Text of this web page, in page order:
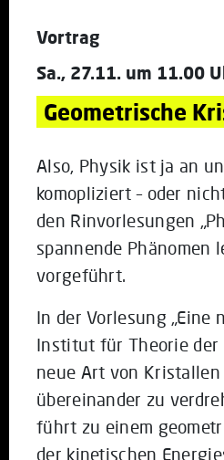
Vortrag
Sa., 27.11. um 11.00
Geometrische
Also, Physik ist ja an
komopliziert – oder
den Rinvorlesungen
spannende
vorgeführt.
In der Vorlesung „Eine
Institut für Theorie der
neue Art von
übereinander zu
führt zu einem
der kinetischen